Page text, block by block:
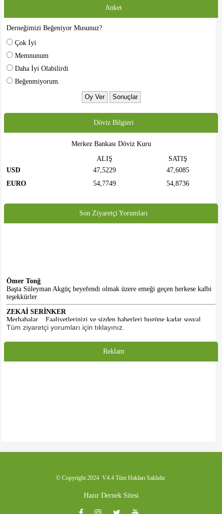
Anket
Derneğimizi Beğeniyor Musunuz?
Çok İyi
Memnunum
Daha İyi Olabilirdi
Beğenmiyorum.
Döviz Bilgieri
Merkez Bankası Döviz Kuru
ALIŞ
SATIŞ
USD
47,5229
47,6085
EURO
54,7749 54,8736
Son Ziyaretçi Yorumları
Ömer Tonğ
Başta Süleyman Akgüç beyefendi olmak üzere emeği geçen herkese kalbi
teşekkürler
ZEKAİ SERİNKER
Merhabalar... Faaliyetlerinizi ve sizden haberleri bugüne kadar sosyal
medyadan takip ediyorduk. Gelecekte ki doğal üyeniz olarak, tüm
emeklilerimize sağlık ve afiyet diliyorum. Selamlar...
Emeği geçenlere teşekkürler. Başlangıç için iyidir. Daha iyi olacacağına
inanıyorum. Umarım dernek binasına da kavuşuruz.
Tüm ziyaretçi yorumları için tıklayınız.
Reklam
© Copyright 2024 V4.4 Tüm Hakları Saklıdır.
Hazır Dernek Sitesi